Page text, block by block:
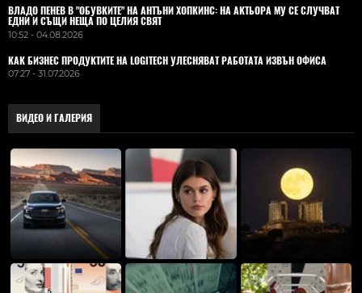
ВЛАДO ПЕНЕВ В "ОБУВКИТЕ" НА АНТЪНИ ХОПКИНС: НА АКТЬОРА МУ СЕ СЛУЧВАТ
ЕДНИ И СЪЩИ НЕЩА ПО ЦЕЛИЯ СВЯТ
10:52 - 04.08.2026
КАК БИЗНЕС ПРОДУКТИТЕ НА LOGITECH УЛЕСНЯВАТ РАБОТАТА ИЗВЪН ОФИСА
07:27 - 31.07.2026
ВИДЕО И ГАЛЕРИЯ